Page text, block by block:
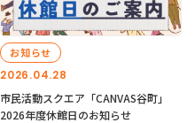
2026.04.28
お知らせ
市民活動スクエア「CANVAS谷町」
2026年度休館日のお知らせ